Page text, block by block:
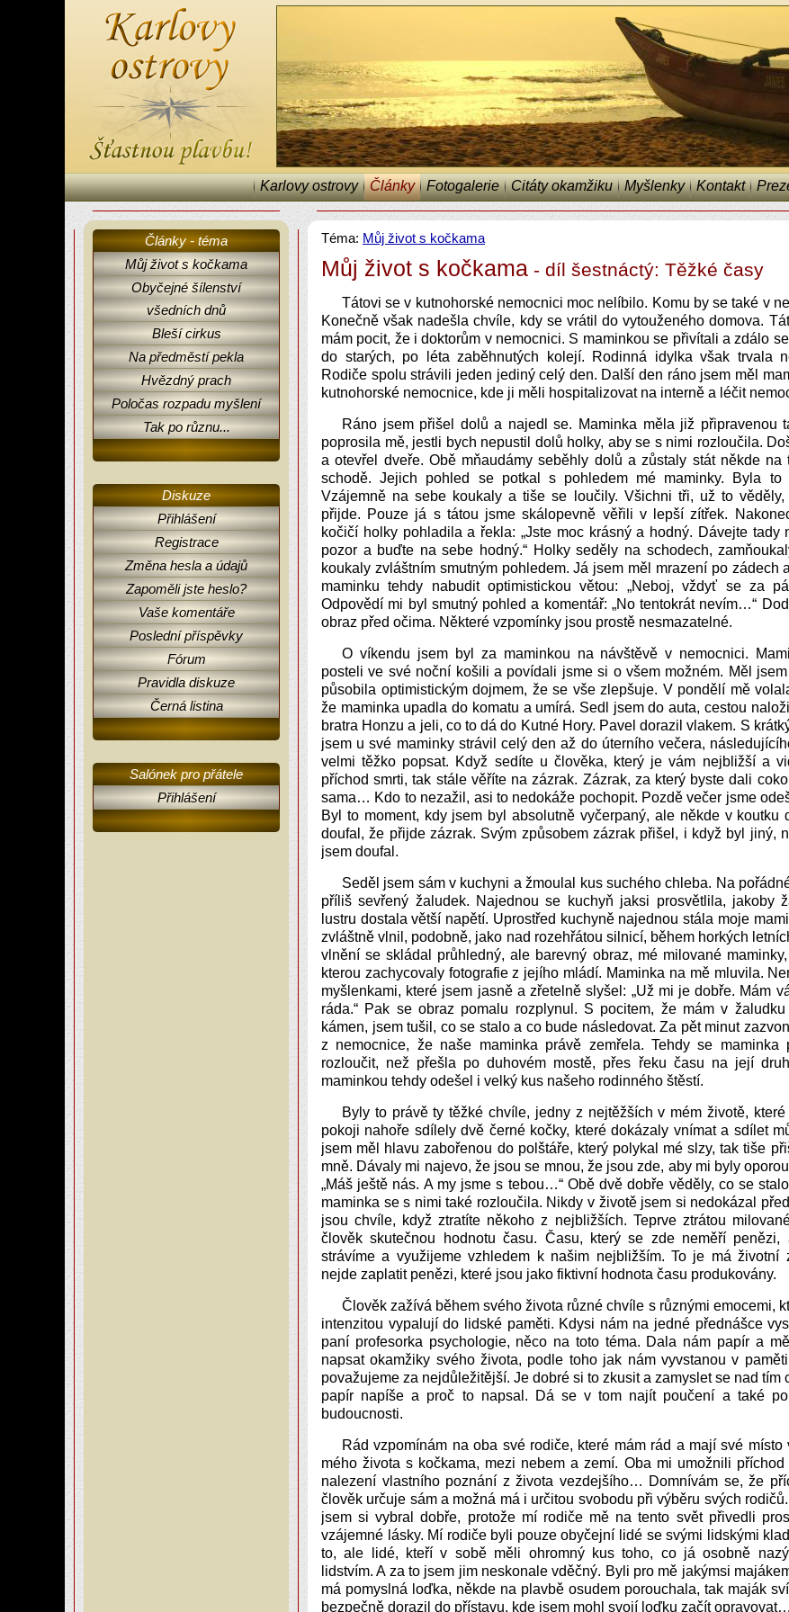
Karlovy ostrovy Články Fotogalerie Citáty okamžiku Myšlenky Kontakt
Články - téma
Můj život s kočkama
Obyčejné šílenství
všedních dnů
Bleší cirkus
Na předměstí pekla
Hvězdný prach
Poločas rozpadu myšlení
Tak po různu...
Diskuze
Přihlášení
Registrace
Změna hesla a údajů
Zapoměli jste heslo?
Vaše komentáře
Poslední příspěvky
Fórum
Pravidla diskuze
Černá listina
Salónek pro přátele
Přihlášení
Téma: Můj život s kočkama
Můj život s kočkama - díl šestnáctý: Těžké časy
Tátovi se v kutnohorské nemocnici moc nelíbilo. Komu by se také v
Konečně však nadešla chvíle, kdy se vrátil do vytouženého domova.
mám pocit, že i doktorům v nemocnici. S maminkou se přivítali a zdálo
do starých, po léta zaběhnutých kolejí. Rodinná idylka však trvala
Rodiče spolu strávili jeden jediný celý den. Další den ráno jsem měl
kutnohorské nemocnice, kde ji měli hospitalizovat na interně a léčit
Ráno jsem přišel dolů a najedl se. Maminka měla již připravenou
poprosila mě, jestli bych nepustil dolů holky, aby se s nimi rozloučila.
a otevřel dveře. Obě mňaudámy seběhly dolů a zůstaly stát někde na
schodě. Jejich pohled se potkal s pohledem mé maminky. Byla to
Vzájemně na sebe koukaly a tiše se loučily. Všichni tři, už to věděly,
přijde. Pouze já s tátou jsme skálopevně věřili v lepší zítřek.
kočičí holky pohladila a řekla: „Jste moc krásný a hodný. Dávejte tady
pozor a buďte na sebe hodný.“ Holky seděly na schodech,
koukaly zvláštním smutným pohledem. Já jsem měl mrazení po zádech
maminku tehdy nabudit optimistickou větou: „Neboj, vždyť se za
Odpovědí mi byl smutný pohled a komentář: „No tentokrát nevím…“
obraz před očima. Některé vzpomínky jsou prostě nesmazatelné.
O víkendu jsem byl za maminkou na návštěvě v nemocnici.
posteli ve své noční košili a povídali jsme si o všem možném. Měl
působila optimistickým dojmem, že se vše zlepšuje. V pondělí mě
že maminka upadla do komatu a umírá. Sedl jsem do auta, cestou
bratra Honzu a jeli, co to dá do Kutné Hory. Pavel dorazil vlakem. S
jsem u své maminky strávil celý den až do úterního večera,
velmi těžko popsat. Když sedíte u člověka, který je vám nejbližší a
příchod smrti, tak stále věříte na zázrak. Zázrak, za který byste dali
sama… Kdo to nezažil, asi to nedokáže pochopit. Pozdě večer jsme
Byl to moment, kdy jsem byl absolutně vyčerpaný, ale někde v koutku
doufal, že přijde zázrak. Svým způsobem zázrak přišel, i když byl jiný,
jsem doufal.
Seděl jsem sám v kuchyni a žmoulal kus suchého chleba. Na
příliš sevřený žaludek. Najednou se kuchyň jaksi prosvětlila, jakoby
lustru dostala větší napětí. Uprostřed kuchyně najednou stála moje
zvláštně vlnil, podobně, jako nad rozehřátou silnicí, během horkých
vlnění se skládal průhledný, ale barevný obraz, mé milované
kterou zachycovaly fotografie z jejího mládí. Maminka na mě mluvila.
myšlenkami, které jsem jasně a zřetelně slyšel: „Už mi je dobře. Mám
ráda.“ Pak se obraz pomalu rozplynul. S pocitem, že mám v žaludku
kámen, jsem tušil, co se stalo a co bude následovat. Za pět minut
z nemocnice, že naše maminka právě zemřela. Tehdy se maminka
rozloučit, než přešla po duhovém mostě, přes řeku času na její
maminkou tehdy odešel i velký kus našeho rodinného štěstí.
Byly to právě ty těžké chvíle, jedny z nejtěžších v mém životě,
pokoji nahoře sdílely dvě černé kočky, které dokázaly vnímat a sdílet
jsem měl hlavu zabořenou do polštáře, který polykal mé slzy, tak tiše
mně. Dávaly mi najevo, že jsou se mnou, že jsou zde, aby mi byly
„Máš ještě nás. A my jsme s tebou…“ Obě dvě dobře věděly, co se
maminka se s nimi také rozloučila. Nikdy v životě jsem si nedokázal
jsou chvíle, když ztratíte někoho z nejbližších. Teprve ztrátou
člověk skutečnou hodnotu času. Času, který se zde neměří
strávíme a využijeme vzhledem k našim nejbližším. To je má životní
nejde zaplatit penězi, které jsou jako fiktivní hodnota času produkovány.
Člověk zažívá během svého života různé chvíle s různými emocemi,
intenzitou vypalují do lidské paměti. Kdysi nám na jedné přednášce
paní profesorka psychologie, něco na toto téma. Dala nám papír a
napsat okamžiky svého života, podle toho jak nám vyvstanou v
považujeme za nejdůležitější. Je dobré si to zkusit a zamyslet se nad tím
papír napíše a proč to napsal. Dá se v tom najít poučení a také
budoucnosti.
Rád vzpomínám na oba své rodiče, které mám rád a mají své místo
mého života s kočkama, mezi nebem a zemí. Oba mi umožnili
nalezení vlastního poznání z života vezdejšího… Domnívám se, že
člověk určuje sám a možná má i určitou svobodu při výběru svých
jsem si vybral dobře, protože mí rodiče mě na tento svět přivedli
vzájemné lásky. Mí rodiče byli pouze obyčejní lidé se svými lidskými
to, ale lidé, kteří v sobě měli ohromný kus toho, co já osobně
lidstvím. A za to jsem jim neskonale vděčný. Byli pro mě jakýmsi
má pomyslná loďka, někde na plavbě osudem porouchala, tak maják
bezpečně dorazil do přístavu, kde jsem mohl svojí loďku začít opravovat…